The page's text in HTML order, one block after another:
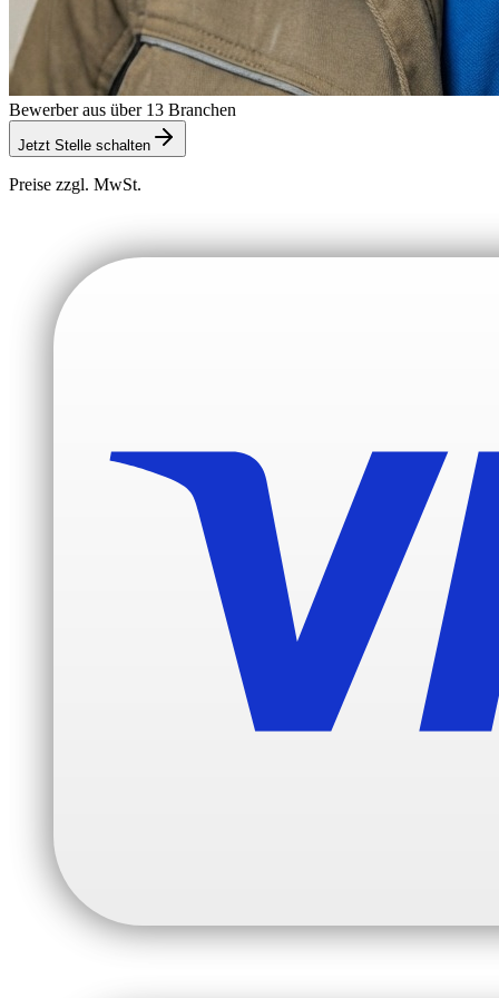
Bewerber aus über 13 Branchen
Jetzt Stelle schalten
Preise zzgl. MwSt.